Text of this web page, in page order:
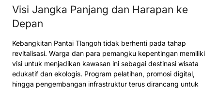
Visi Jangka Panjang dan Harapan ke
Depan
Kebangkitan Pantai Tlangoh tidak berhenti pada tahap
revitalisasi. Warga dan para pemangku kepentingan memiliki
visi untuk menjadikan kawasan ini sebagai destinasi wisata
edukatif dan ekologis. Program pelatihan, promosi digital,
hingga pengembangan infrastruktur terus dirancang untuk